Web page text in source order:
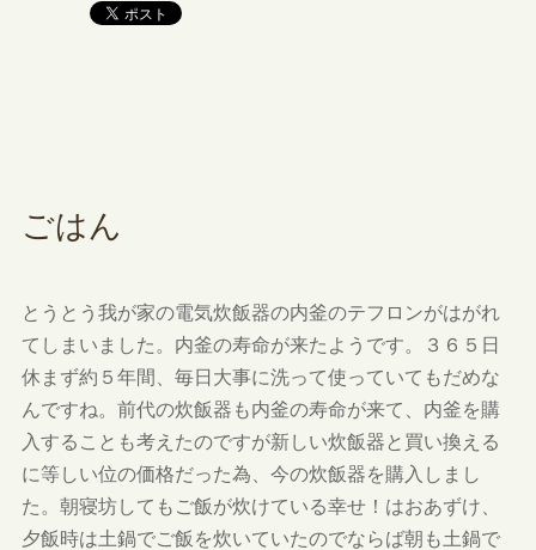
ごはん
とうとう我が家の電気炊飯器の内釜のテフロンがはがれ
てしまいました。内釜の寿命が来たようです。３６５日
休まず約５年間、毎日大事に洗って使っていてもだめな
んですね。前代の炊飯器も内釜の寿命が来て、内釜を購
入することも考えたのですが新しい炊飯器と買い換える
に等しい位の価格だった為、今の炊飯器を購入しまし
た。朝寝坊してもご飯が炊けている幸せ！はおあずけ、
夕飯時は土鍋でご飯を炊いていたのでならば朝も土鍋で